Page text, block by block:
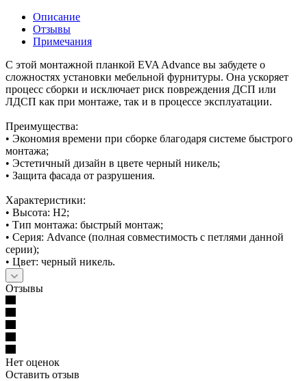
Описание
Отзывы
Примечания
С этой монтажной планкой EVA Advance вы забудете о
сложностях установки мебельной фурнитуры. Она ускоряет
процесс сборки и исключает риск повреждения ДСП или
ЛДСП как при монтаже, так и в процессе эксплуатации.
Преимущества:
• Экономия времени при сборке благодаря системе быстрого
монтажа;
• Эстетичный дизайн в цвете черный никель;
• Защита фасада от разрушения.
Характеристики:
• Высота: H2;
• Тип монтажа: быстрый монтаж;
• Серия: Advance (полная совместимость с петлями данной
серии);
• Цвет: черный никель.
Отзывы
Нет оценок
Оставить отзыв